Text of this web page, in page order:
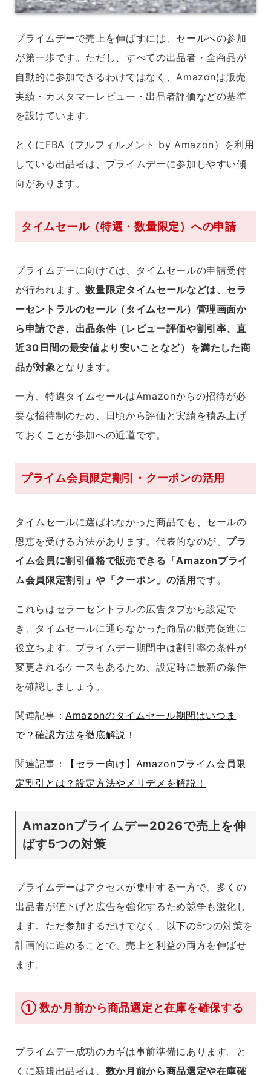
プライムデーで売上を伸ばすには、セールへの参加
が第一歩です。ただし、すべての出品者・全商品が
自動的に参加できるわけではなく、Amazonは販売
実績・カスタマーレビュー・出品者評価などの基準
を設けています。
とくにFBA（フルフィルメント by Amazon）を利用
している出品者は、プライムデーに参加しやすい傾
向があります。
タイムセール（特選・数量限定）への申請
プライムデーに向けては、タイムセールの申請受付
が行われます。数量限定タイムセールなどは、セラ
ーセントラルのセール（タイムセール）管理画面か
ら申請でき、出品条件（レビュー評価や割引率、直
近30日間の最安値より安いことなど）を満たした商
品が対象 となります。
一方、特選タイムセールはAmazonからの招待が必
要な招待制のため、日頃から評価と実績を積み上げ
ておくことが参加への近道です。
プライム会員限定割引・クーポンの活用
タイムセールに選ばれなかった商品でも、セールの
恩恵を受ける方法があります。代表的なのが、 プラ
イム会員に割引価格で販売できる「Amazonプライ
ム会員限定割引」や「クーポン」の活用です。
これらはセラーセントラルの広告タブから設定で
き、タイムセールに通らなかった商品の販売促進に
役立ちます。プライムデー期間中は割引率の条件が
変更されるケースもあるため、設定時に最新の条件
を確認しましょう。
関連記事： Amazonのタイムセール期間はいつま
で？確認方法を徹底解説！
関連記事：
【セラー向け】Amazonプライム会員限
定割引とは？設定方法やメリデメを解説！
Amazonプライムデー2026で売上を伸
ばす5つの対策
プライムデーはアクセスが集中する一方で、多くの
出品者が値下げと広告を強化するため競争も激化し
ます。ただ参加するだけでなく、以下の5つの対策を
計画的に進めることで、売上と利益の両方を伸ばせ
ます。
① 数か月前から商品選定と在庫を確保する
プライムデー成功のカギは事前準備にあります。と
くに新規出品者は、 数か月前から商品選定や在庫確